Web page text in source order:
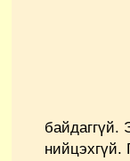
байдаггүй.
нийцэхгүй.